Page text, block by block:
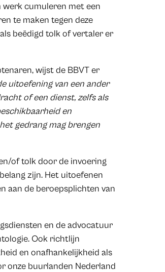
cumuleren met een
te maken tegen deze
beëdigd tolk of vertaler er
wijst de BBVT er
uitoefening van een ander
of een dienst, zelfs als
en
gedrang mag brengen
of tolk door de invoering
zijn. Het uitoefenen
aan de beroepsplichten van
en de advocatuur
Ook richtlijn
en onafhankelijkheid als
onze buurlanden Nederland